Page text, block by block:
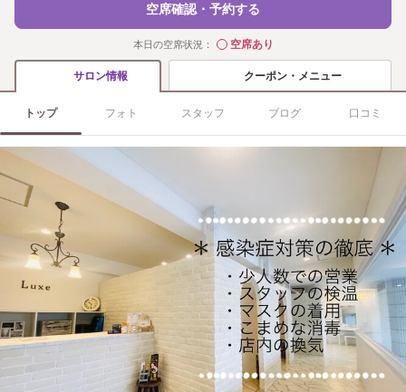
空席確認・予約する
本日の空席状況： ◯空席あり
サロン情報 クーポン・メニュー
トップ フォト スタッフ ブログ 口コミ